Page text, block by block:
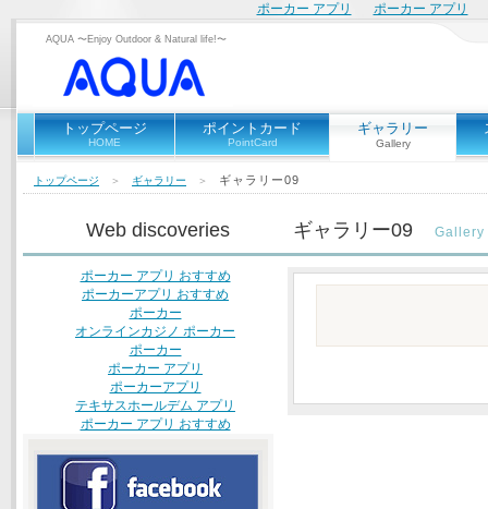
ポーカー アプリ ポーカー アプリ
AQUA 〜Enjoy Outdoor & Natural life!〜
トップページ
HOME
ポイントカード
PointCard
ギャラリー
Gallery
トップページ ＞ ギャラリー ＞ ギャラリー09
ギャラリー09 Gallery
Web discoveries
ポーカー アプリ おすすめ
ポーカーアプリ おすすめ
ポーカー
オンラインカジノ ポーカー
ポーカー
ポーカー アプリ
ポーカーアプリ
テキサスホールデム アプリ
ポーカー アプリ おすすめ